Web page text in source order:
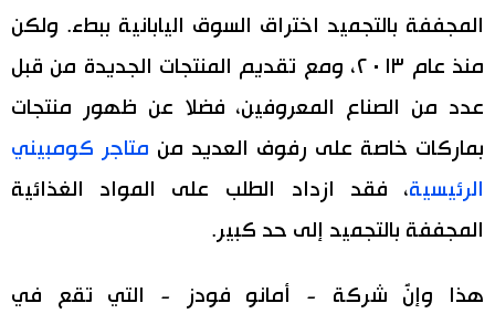
المجففة بالتجميد اختراق السوق اليابانية ببطء. ولكن
منذ عام ٢٠١٣، ومع تقديم المنتجات الجديدة من قبل
عدد من الصناع المعروفين، فضلا عن ظهور منتجات
بماركات خاصة على رفوف العديد من متاجر كومبيني
الرئيسية، فقد ازداد الطلب على المواد الغذائية
المجففة بالتجميد إلى حد كبير.
هذا وإنَّ شركة - أمانو فودز - التي تقع في